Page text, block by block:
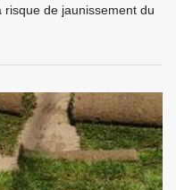
de jaunissement du